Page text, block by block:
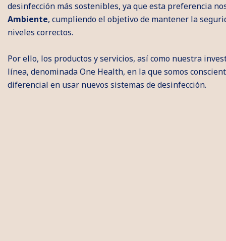
desinfección más sostenibles, ya que esta preferencia
Ambiente, cumpliendo el objetivo de mantener la
niveles correctos.
Por ello, los productos y servicios, así como nuestra
línea, denominada One Health, en la que somos
diferencial en usar nuevos sistemas de desinfección.